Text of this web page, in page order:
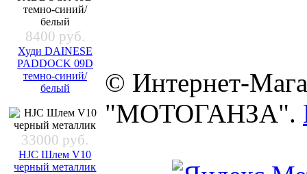
8400 руб.
Худи DAINESE
PADDOCK 09D
темно-синий/
белый
33000 руб.
HJC Шлем V10
черный металлик
© Интернет-
"МОТОГАНЗА".